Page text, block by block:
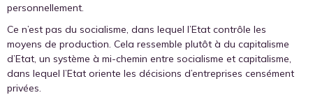
personnellement.
Ce n’est pas du socialisme, dans lequel l’Etat contrôle les
moyens de production. Cela ressemble plutôt à du capitalisme
d’Etat, un système à mi-chemin entre socialisme et capitalisme,
dans lequel l’Etat oriente les décisions d’entreprises censément
privées.